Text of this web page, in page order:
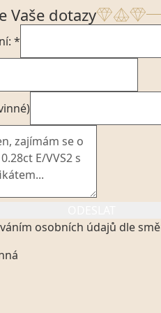
Vaše dotazy
*
osobních údajů dle
odkaz, v souladu se
souhlasím se zpracováním